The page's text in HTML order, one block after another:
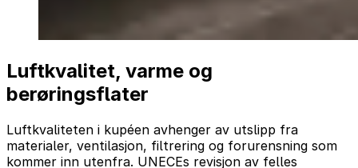
Luftkvalitet, varme og
berøringsflater
Luftkvaliteten i kupéen avhenger av utslipp fra
materialer, ventilasjon, filtrering og forurensning som
kommer inn utenfra. UNECEs revisjon av felles